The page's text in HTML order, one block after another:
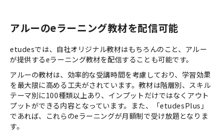
アルーのeラーニング教材を配信可能
etudesでは、自社オリジナル教材はもちろんのこと、アルー
が提供するeラーニング教材を配信することも可能です。
アルーの教材は、効率的な受講時間を考慮しており、学習効果
を最大限に高める工夫がされています。教材は階層別、スキル
テーマ別に100種類以上あり、インプットだけではなくアウト
プットができる内容となっています。また、「etudesPlus」
であれば、これらのeラーニングが月額制で受け放題となりま
す。